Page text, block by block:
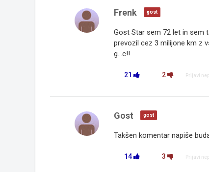
Frenk gost
Gost Star sem 72 let in sem
prevozil cez 3 milijone km z
g...c!!
21 2 Prijavi
Gost gost
Takšen komentar napiše
14 3 Prijavi